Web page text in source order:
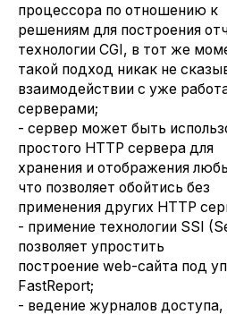
процессора по отношению к
решениям для построения
технологии CGI, в тот же
такой подход никак не
взаимодействии с уже
серверами;
- сервер может быть
простого HTTP сервера для
хранения и отображения
что позволяет обойтись без
применения других HTTP
- примение технологии SSI
позволяет упростить
построение web-сайта под
FastReport;
- ведение журналов